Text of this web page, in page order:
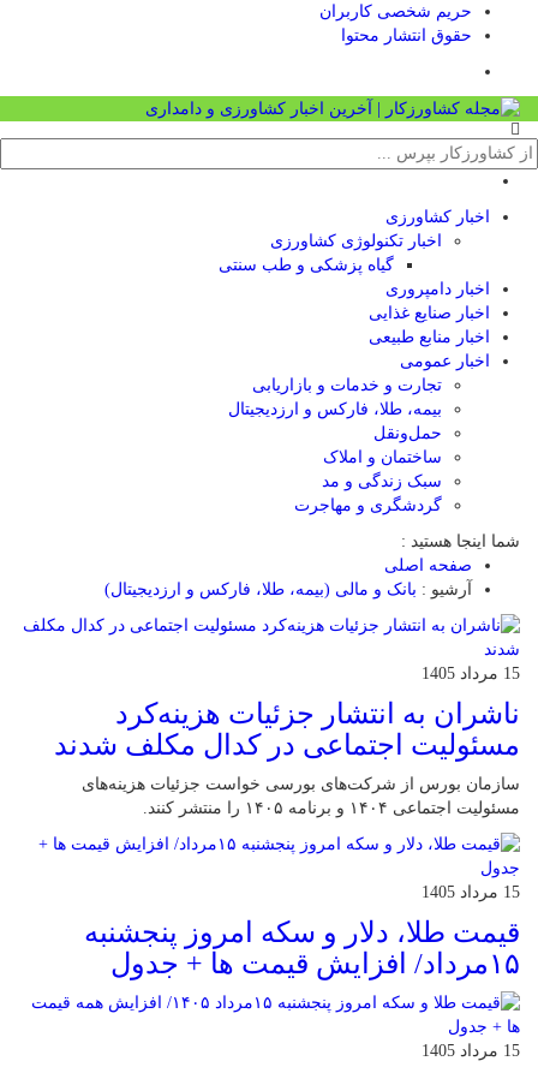
حریم شخصی کاربران
حقوق انتشار محتوا
اخبار کشاورزی
اخبار تکنولوژی کشاورزی
گیاه پزشکی و طب سنتی
اخبار دامپروری
اخبار صنایع غذایی
اخبار منابع طبیعی
اخبار عمومی
تجارت و خدمات و بازاریابی
بیمه، طلا، فارکس و ارزدیجیتال
حمل‌و‌نقل
ساختمان و املاک
سبک زندگی و مد
گردشگری و مهاجرت
شما اینجا هستید :
صفحه اصلی
آرشیو : بانک و مالی (بیمه، طلا، فارکس و ارزدیجیتال)
15 مرداد 1405
ناشران به انتشار جزئیات هزینه‌کرد
مسئولیت اجتماعی در کدال مکلف شدند
سازمان بورس از شرکت‌های بورسی خواست جزئیات هزینه‌های
مسئولیت اجتماعی ۱۴۰۴ و برنامه ۱۴۰۵ را منتشر کنند.
15 مرداد 1405
قیمت طلا، دلار و سکه امروز پنجشنبه
۱۵مرداد/ افزایش قیمت ها + جدول
15 مرداد 1405